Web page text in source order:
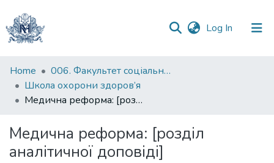
Log In (current)
Communities
&
Collections
Statistics
Home
006. Факультет соціальних наук і соціальних технологій
Школа охорони здоров’я
Медична реформа: [розділ аналітичної доповіді]
Медична реформа: [розділ
аналітичної доповіді]